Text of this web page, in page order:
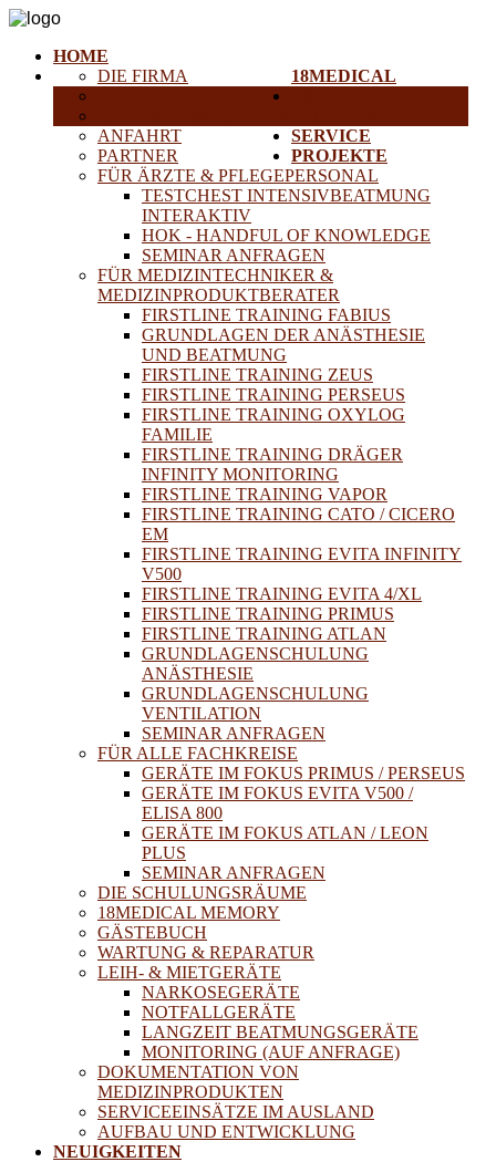
HOME
18MEDICAL
DIE FIRMA
ANFAHRT
PARTNER
FÜR ÄRZTE & PFLEGEPERSONAL
TESTCHEST INTENSIVBEATMUNG
INTERAKTIV
HOK - HANDFUL OF KNOWLEDGE
SEMINAR ANFRAGEN
FÜR MEDIZINTECHNIKER &
MEDIZINPRODUKTBERATER
FIRSTLINE TRAINING FABIUS
GRUNDLAGEN DER ANÄSTHESIE
UND BEATMUNG
FIRSTLINE TRAINING ZEUS
FIRSTLINE TRAINING PERSEUS
FIRSTLINE TRAINING OXYLOG
FAMILIE
FIRSTLINE TRAINING DRÄGER
INFINITY MONITORING
FIRSTLINE TRAINING VAPOR
FIRSTLINE TRAINING CATO / CICERO
EM
FIRSTLINE TRAINING EVITA INFINITY
V500
FIRSTLINE TRAINING EVITA 4/XL
FIRSTLINE TRAINING PRIMUS
FIRSTLINE TRAINING ATLAN
GRUNDLAGENSCHULUNG
ANÄSTHESIE
GRUNDLAGENSCHULUNG
VENTILATION
SEMINAR ANFRAGEN
FÜR ALLE FACHKREISE
GERÄTE IM FOKUS PRIMUS / PERSEUS
GERÄTE IM FOKUS EVITA V500 /
ELISA 800
GERÄTE IM FOKUS ATLAN / LEON
PLUS
SEMINAR ANFRAGEN
DIE SCHULUNGSRÄUME
18MEDICAL MEMORY
GÄSTEBUCH
SERVICE
WARTUNG & REPARATUR
LEIH- & MIETGERÄTE
NARKOSEGERÄTE
NOTFALLGERÄTE
LANGZEIT BEATMUNGSGERÄTE
MONITORING (AUF ANFRAGE)
DOKUMENTATION VON
MEDIZINPRODUKTEN
PROJEKTE
SERVICEEINSÄTZE IM AUSLAND
AUFBAU UND ENTWICKLUNG
NEUIGKEITEN